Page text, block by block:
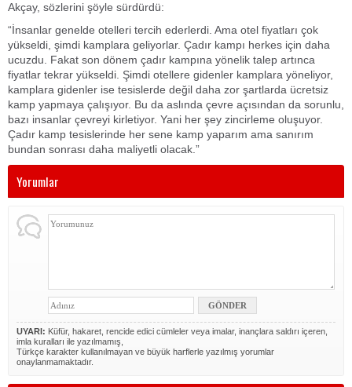
Akçay, sözlerini şöyle sürdürdü:
“İnsanlar genelde otelleri tercih ederlerdi. Ama otel fiyatları çok
yükseldi, şimdi kamplara geliyorlar. Çadır kampı herkes için daha
ucuzdu. Fakat son dönem çadır kampına yönelik talep artınca
fiyatlar tekrar yükseldi. Şimdi otellere gidenler kamplara yöneliyor,
kamplara gidenler ise tesislerde değil daha zor şartlarda ücretsiz
kamp yapmaya çalışıyor. Bu da aslında çevre açısından da sorunlu,
bazı insanlar çevreyi kirletiyor. Yani her şey zincirleme oluşuyor.
Çadır kamp tesislerinde her sene kamp yaparım ama sanırım
bundan sonrası daha maliyetli olacak.”
Yorumlar
UYARI: Küfür, hakaret, rencide edici cümleler veya imalar, inançlara saldırı içeren,
imla kuralları ile yazılmamış,
Türkçe karakter kullanılmayan ve büyük harflerle yazılmış yorumlar
onaylanmamaktadır.